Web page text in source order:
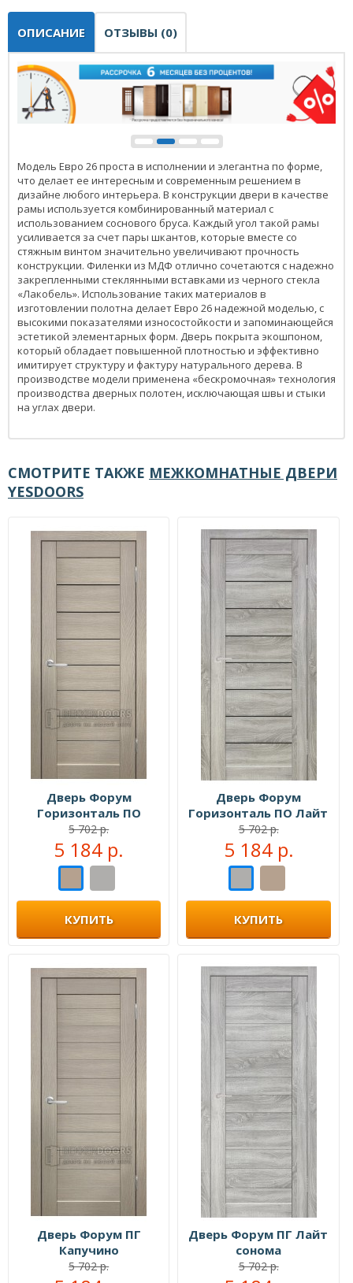
ОПИСАНИЕ ОТЗЫВЫ (0)
Модель Евро 26 проста в исполнении и элегантна по форме,
что делает ее интересным и современным решением в
дизайне любого интерьера. В конструкции двери в качестве
рамы используется комбинированный материал с
использованием соснового бруса. Каждый угол такой рамы
усиливается за счет пары шкантов, которые вместе со
стяжным винтом значительно увеличивают прочность
конструкции. Филенки из МДФ отлично сочетаются с надежно
закрепленными стеклянными вставками из черного стекла
«Лакобель». Использование таких материалов в
изготовлении полотна делает Евро 26 надежной моделью, с
высокими показателями износостойкости и запоминающейся
эстетикой элементарных форм. Дверь покрыта экошпоном,
который обладает повышенной плотностью и эффективно
имитирует структуру и фактуру натурального дерева. В
производстве модели применена «бескромочная» технология
производства дверных полотен, исключающая швы и стыки
на углах двери.
СМОТРИТЕ ТАКЖЕ МЕЖКОМНАТНЫЕ ДВЕРИ
YESDOORS
Дверь Форум
Горизонталь ПО
Капучино
5 702 р.
5 184 р.
КУПИТЬ
Дверь Форум
Горизонталь ПО Лайт
сонома
5 702 р.
5 184 р.
КУПИТЬ
Дверь Форум ПГ
Капучино
5 702 р.
Дверь Форум ПГ Лайт
сонома
5 702 р.